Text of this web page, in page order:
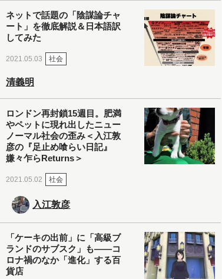
ネットで話題の「陰謀論チャ
ート」を徹底解説＆日本語訳
してみた
2021.05.03 社会
清義明
ロンドン再封鎖15週目。肥満
やペットに現れ出したニュー
ノーマル社会の歪み＜入江敦
彦の『足止め喰らい日記』
嫌々乍らReturns＞
2021.05.02 社会
入江敦彦
「ケーキの出前」に「高級ブ
ランドのサブスク」も――コ
ロナ禍のなか「進化」する百
貨店